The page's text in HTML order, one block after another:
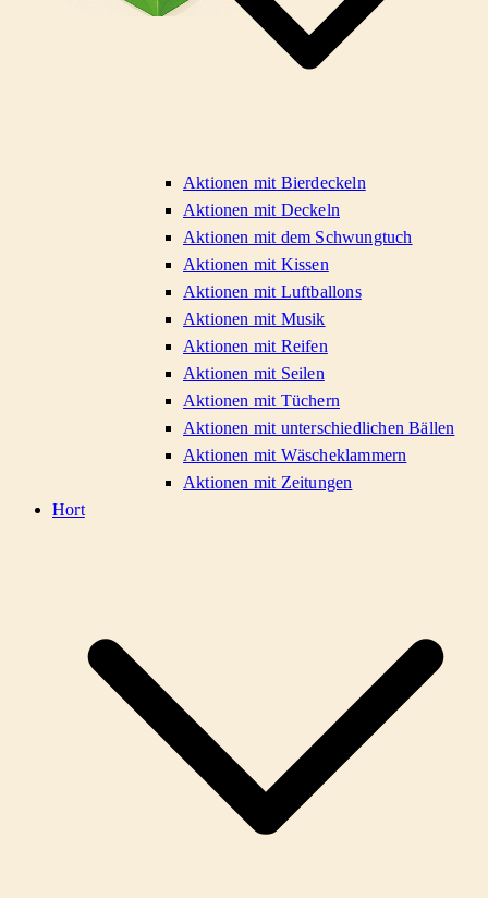
Aktionen mit Bierdeckeln
Aktionen mit Deckeln
Aktionen mit dem Schwungtuch
Aktionen mit Kissen
Aktionen mit Luftballons
Aktionen mit Musik
Aktionen mit Reifen
Aktionen mit Seilen
Aktionen mit Tüchern
Aktionen mit unterschiedlichen Bällen
Aktionen mit Wäscheklammern
Aktionen mit Zeitungen
Hort